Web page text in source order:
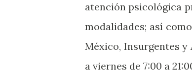
atención psicológica
modalidades; así
México, Insurgentes y
a viernes de 7:00 a